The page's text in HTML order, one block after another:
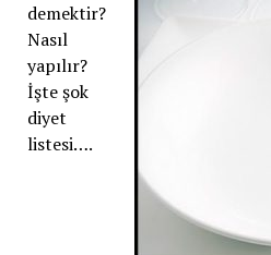
demektir?
Nasıl
yapılır?
İşte şok
diyet
listesi….